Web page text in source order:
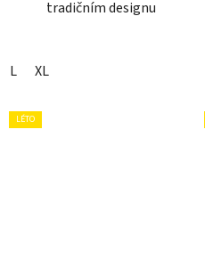
tradičním designu
L XL
LÉTO